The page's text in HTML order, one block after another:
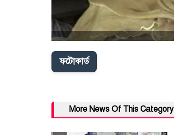
ফটোকার্ড
More News Of This Category